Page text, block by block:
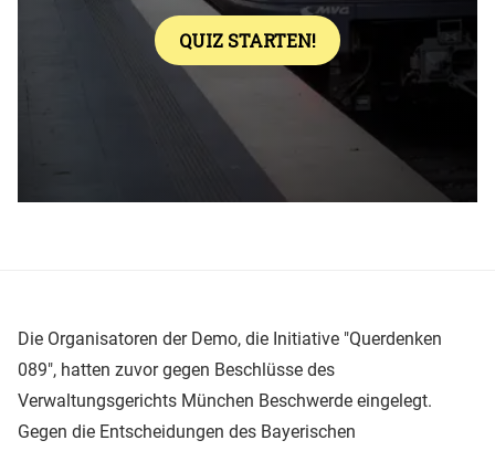
Die Organisatoren der Demo, die Initiative "Querdenken
089", hatten zuvor gegen Beschlüsse des
Verwaltungsgerichts München Beschwerde eingelegt.
Gegen die Entscheidungen des Bayerischen